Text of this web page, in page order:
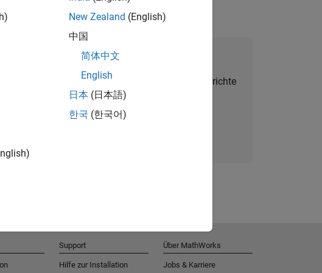
Talent Network beitreten
Erhalten Sie personalisierte Stellenangebote, Berichte
und Unternehmensneuigkeiten.
New Zealand (English)
中国
简体中文
English
日本 (日本語)
한국 (한국어)
Support
Hilfe zur Installation
Über MathWorks
Jobs & Karriere